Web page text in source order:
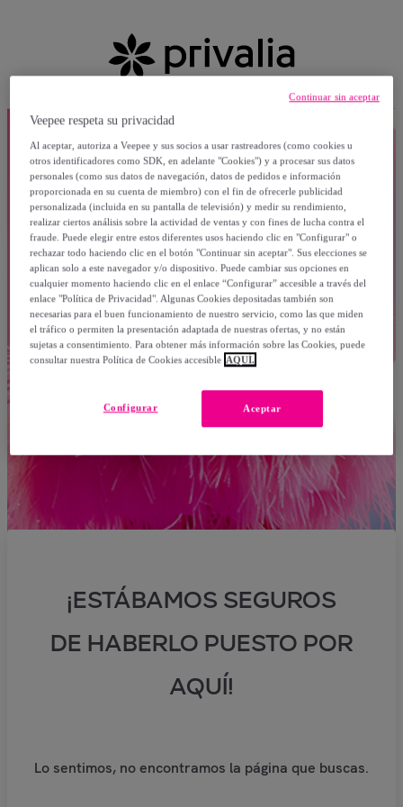
¡ESTÁBAMOS SEGUROS
DE HABERLO PUESTO POR
AQUÍ!
Lo sentimos, no encontramos la página que buscas.
Veepee respeta su privacidad
Al aceptar, autoriza a Veepee y sus socios a usar rastreadores (como cookies u
otros identificadores como SDK, en adelante "Cookies") y a procesar sus datos
personales (como sus datos de navegación, datos de pedidos e información
proporcionada en su cuenta de miembro) con el fin de ofrecerle publicidad
personalizada (incluida en su pantalla de televisión) y medir su rendimiento,
realizar ciertos análisis sobre la actividad de ventas y con fines de lucha contra el
fraude. Puede elegir entre estos diferentes usos haciendo clic en "Configurar" o
rechazar todo haciendo clic en el botón "Continuar sin aceptar". Sus elecciones se
aplican solo a este navegador y/o dispositivo. Puede cambiar sus opciones en
cualquier momento haciendo clic en el enlace “Configurar” accesible a través del
enlace "Política de Privacidad". Algunas Cookies depositadas también son
necesarias para el buen funcionamiento de nuestro servicio, como las que miden
el tráfico o permiten la presentación adaptada de nuestras ofertas, y no están
sujetas a consentimiento. Para obtener más información sobre las Cookies, puede
consultar nuestra Política de Cookies accesible AQUÍ.
Aceptar
Configurar
Continuar sin aceptar